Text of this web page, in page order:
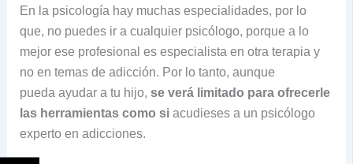
En la psicología hay muchas especialidades, por lo
que, no puedes ir a cualquier psicólogo, porque a lo
mejor ese profesional es especialista en otra terapia y
no en temas de adicción. Por lo tanto, aunque
pueda ayudar a tu hijo, se verá limitado para ofrecerle
las herramientas como si acudieses a un psicólogo
experto en adicciones.